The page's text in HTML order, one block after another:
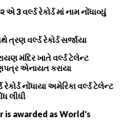
3 વર્લ્ડ રેકોર્ડ માં નામ નોંધાવ્યું
વર્લ્ડ રેકોર્ડ સર્જાયા
મંદિર ખાતે વર્લ્ડ ટેલેન્ટ
એનાયત કરાયા
નોંધાયા અમેરિકા વર્લ્ડ ટેલેન્ટ
લીધી
is awarded as World's